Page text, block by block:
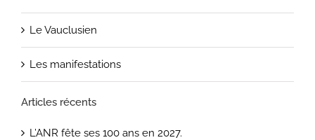
Le Vauclusien
Les manifestations
Articles récents
L’ANR fête ses 100 ans en 2027.